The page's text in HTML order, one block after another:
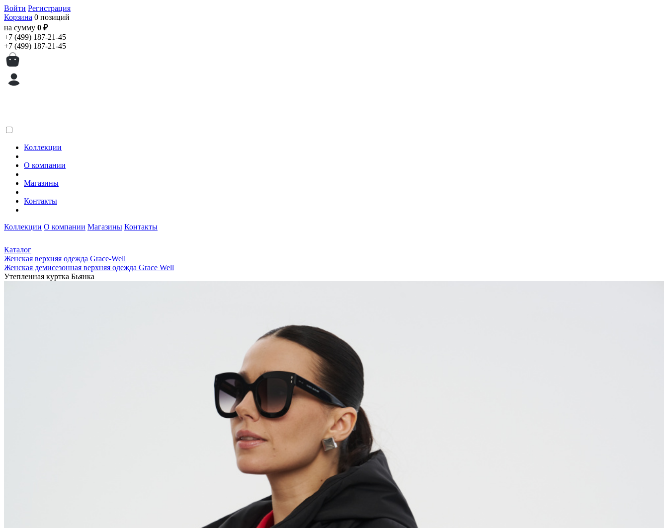
Войти Регистрация
Корзина 0 позиций
на сумму 0 ₽
+7 (499) 187-21-45
+7 (499) 187-21-45
Коллекции
О компании
Магазины
Контакты
Коллекции О компании Магазины Контакты
Каталог
Женская верхняя одежда Grace-Well
Женская демисезонная верхняя одежда Grace Well
Утепленная куртка Бьянка